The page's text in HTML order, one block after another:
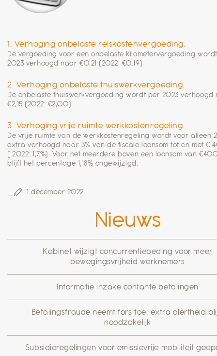
1. Verhoging onbelaste reiskostenvergoeding.
De vergoeding voor een onbelaste kilometervergoeding
2023 verhoogd naar €0.21 (2022: €0.19)
2. Verhoging onbelaste thuiswerkvergoeding.
De onbelaste thuiswerkvergoeding wordt per 2023 verhoogd
€2,15 (2022: €2,00)
3. Verhoging vrije ruimte werkkostenregeling.
De vrije ruimte van de werkkostenregeling wordt voor alleen
extra verhoogd naar 3% van de fiscale loonsom tot en met
( 2022: 1,7%). Voor het meerdere boven een loonsom van
blijft het percentage 1,18% ongewijzigd.
1 december 2022
Nieuws
Kabinet wijzigt concurrentiebeding voor meer
bewegingsvrijheid werknemers
Informatie inzake contante betalingen
Betalingsfraude neemt fors toe: extra alertheid
noodzakelijk
Subsidieregelingen voor emissievrije mobiliteit